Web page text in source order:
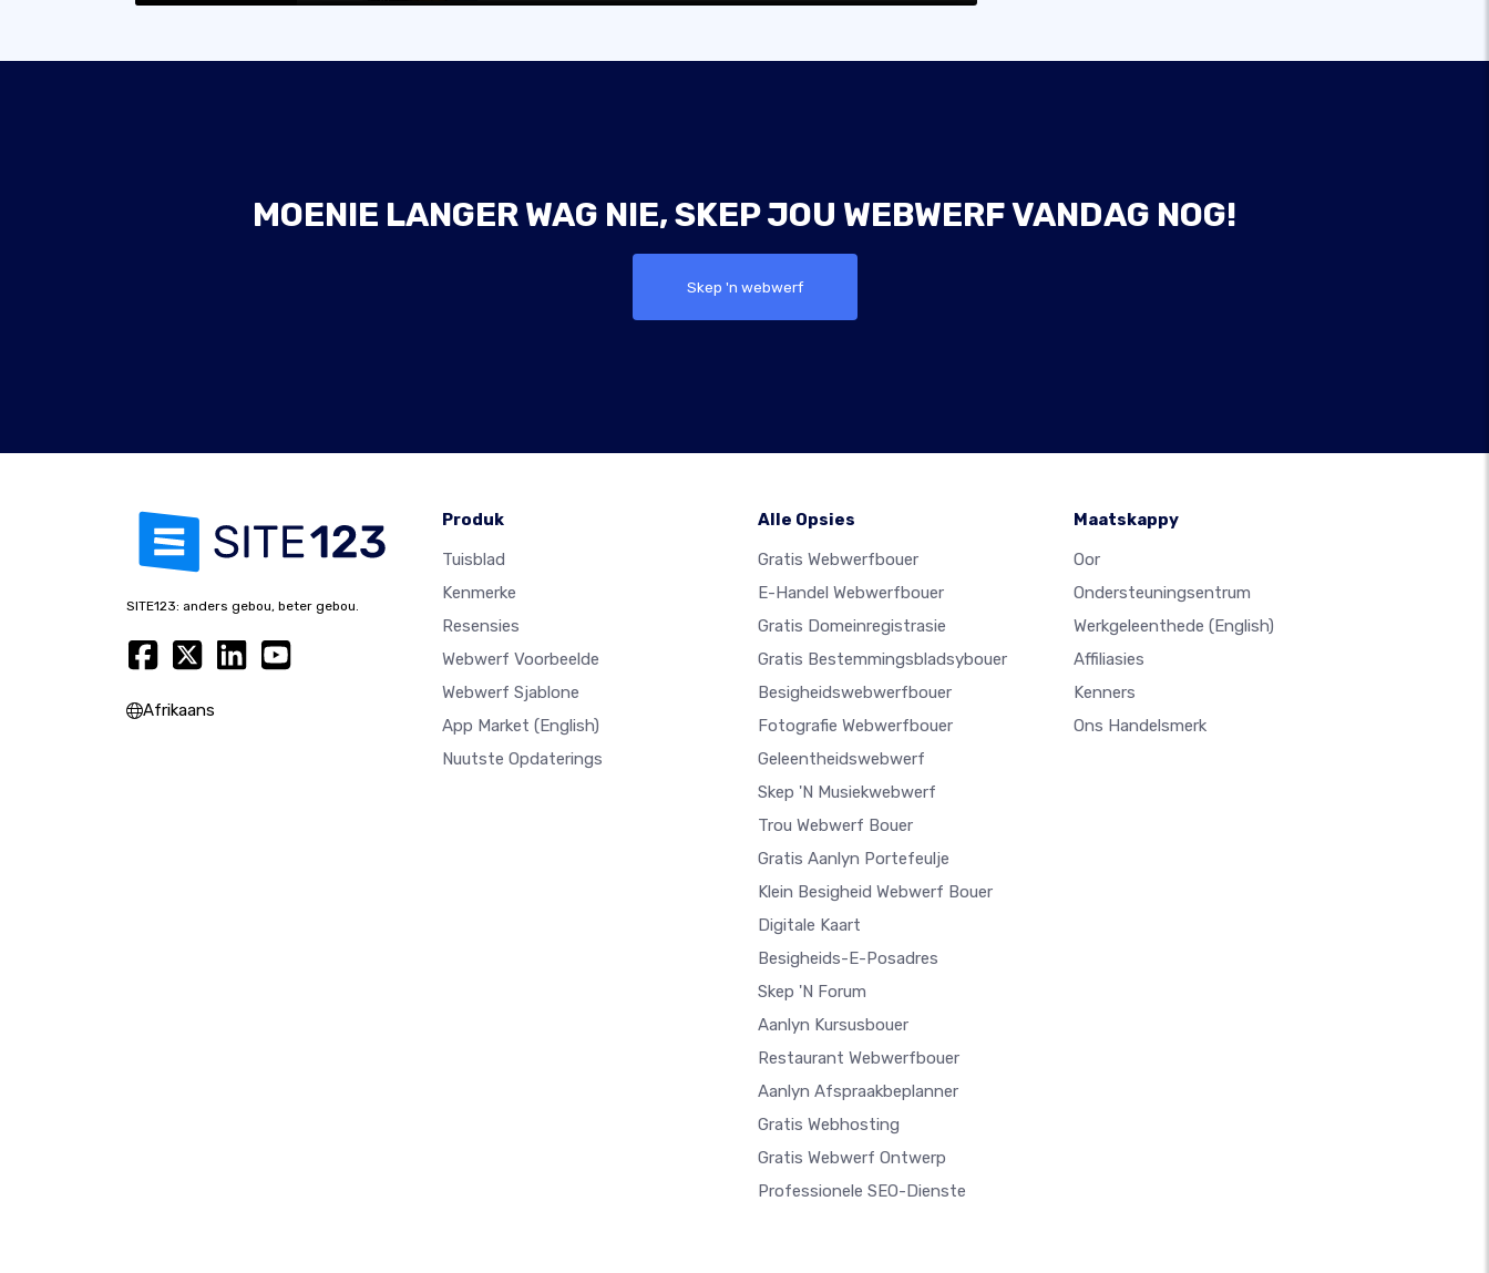
MOENIE LANGER WAG NIE, SKEP JOU WEBWERF VANDAG NOG!
Skep 'n webwerf
SITE123: anders gebou, beter gebou.
Afrikaans
Produk
Tuisblad
Kenmerke
Resensies
Webwerf Voorbeelde
Webwerf Sjablone
App Market (English)
Nuutste Opdaterings
Alle Opsies
Gratis Webwerfbouer
E-Handel Webwerfbouer
Gratis Domeinregistrasie
Gratis Bestemmingsbladsybouer
Besigheidswebwerfbouer
Fotografie Webwerfbouer
Geleentheidswebwerf
Skep 'n Musiekwebwerf
Trou Webwerf Bouer
Gratis Aanlyn Portefeulje
Klein Besigheid Webwerf Bouer
Digitale Kaart
Besigheids-E-Posadres
Skep 'n Forum
Aanlyn Kursusbouer
Restaurant Webwerfbouer
Aanlyn Afspraakbeplanner
Gratis Webhosting
Gratis Webwerf Ontwerp
Professionele SEO-Dienste
Maatskappy
Oor
Ondersteuningsentrum
Werkgeleenthede (English)
Affiliasies
Kenners
Ons Handelsmerk